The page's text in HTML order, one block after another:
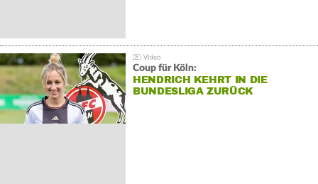
Coup für Köln:
HENDRICH KEHRT IN DIE
BUNDESLIGA ZURÜCK